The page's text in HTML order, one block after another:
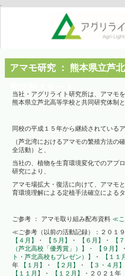
.
アマモ研究 ： 熊本県立芦
当社・アグリライト研究所は、アマモ
熊本県立芦北高等学校と共同研究体制と
同校の平成１５年から継続されている
（芦北湾におけるアマモの繁殖方法の
全活動）と、
当社の、植物を生育環境変化でのアプ
研究により、
アマモ場拡大・復活に向けて、アマモ
育環境理解による定植手法確立による
ご参考 ： アマモ取り組み配布資料 ≪
≪ご参考（以前の活動記録）：２０１
【４月】
・ 【５月】 ・ 【６月】 ・ 【
（芦北高校「優秀賞」）】・
【９月】 ・
ト・芦北高校もプレゼン）】
・ 【１１
年 【１月】 ・ 【２月】 ・ 【３・４月】
【１１月】
・ 【１２月】 ・２０２１年